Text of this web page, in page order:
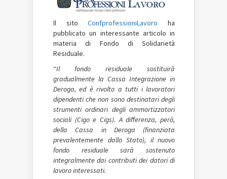
Il sitoConfprofessioniLavoro ha
pubblicato un interessante articolo in
materia di Fondo di Solidarietà
Residuale.
“Il fondo residuale sostituirà
gradualmente la Cassa Integrazione in
Deroga, ed è rivolto a tutti i lavoratori
dipendenti che non sono destinatari degli
strumenti ordinari degli ammortizzatori
sociali (Cigo e Cigs). A differenza, però,
della Cassa in Deroga (finanziata
prevalentemente dallo Stato), il nuovo
fondo residuale sarà sostenuto
integralmente dai contributi dei datori di
lavoro interessati.